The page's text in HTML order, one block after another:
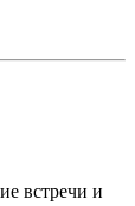
встречи и